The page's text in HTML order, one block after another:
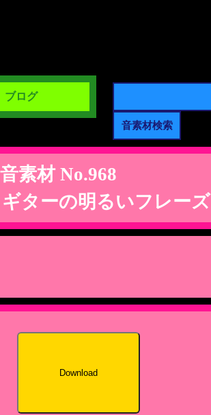
ブログ
音素材 No.968
ターの明るいフレーズ
Download